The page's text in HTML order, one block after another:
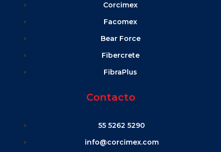
Corcimex
Facomex
Bear Force
Fibercrete
FibraPlus
Contacto
55 5262 5290
info@corcimex.com